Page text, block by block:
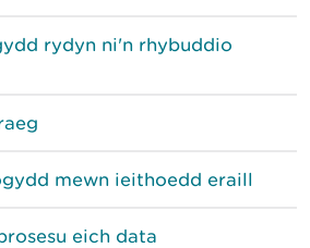
rydyn ni'n rhybuddio
mewn ieithoedd eraill
eich data